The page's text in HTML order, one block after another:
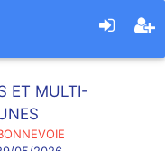
ET MULTI-